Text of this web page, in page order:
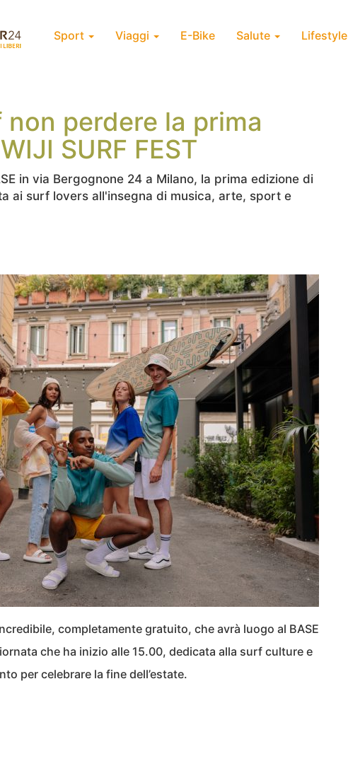
Sport Viaggi E-Bike Salute Lifestyle
non perdere la prima
SURF FEST
in via Bergognone 24 a Milano, la prima edizione di
ai surf lovers all'insegna di musica, arte, sport e
completamente gratuito, che avrà luogo al BASE
che ha inizio alle 15.00, dedicata alla surf culture e
per celebrare la fine dell’estate.